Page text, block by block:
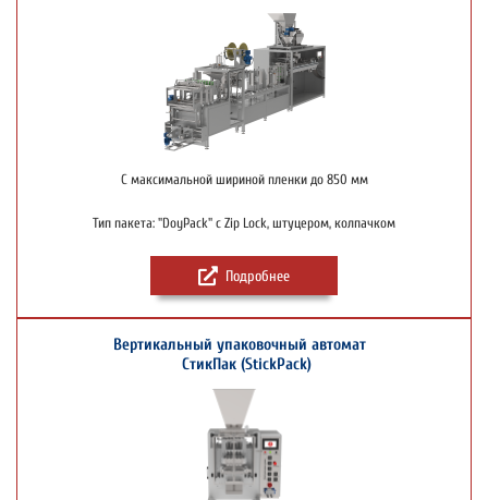
С максимальной шириной пленки до 850 мм
Тип пакета: "DoyPack" c Zip Lock, штуцером, колпачком
Подробнее
Вертикальный упаковочный автомат
СтикПак (StickPack)